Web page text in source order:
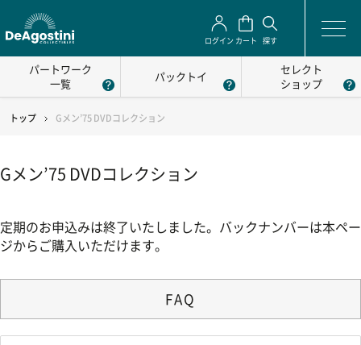
ログイン カート 探す
パートワーク
一覧
パックトイ
セレクト
ショップ
トップ Gメン’75 DVDコレクション
Gメン’75 DVDコレクション
定期のお申込みは終了いたしました。バックナンバーは本ペー
ジからご購入いただけます。
FAQ